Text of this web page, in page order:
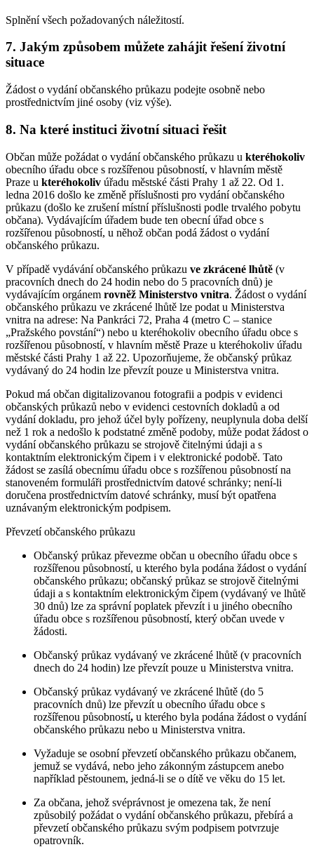
Splnění všech požadovaných náležitostí.
7. Jakým způsobem můžete zahájit řešení životní
situace
Žádost o vydání občanského průkazu podejte osobně nebo
prostřednictvím jiné osoby (viz výše).
8. Na které instituci životní situaci řešit
Občan může požádat o vydání občanského průkazu u kteréhokoliv
obecního úřadu obce s rozšířenou působností, v hlavním městě
Praze u kteréhokoliv úřadu městské části Prahy 1 až 22. Od 1.
ledna 2016 došlo ke změně příslušnosti pro vydání občanského
průkazu (došlo ke zrušení místní příslušnosti podle trvalého pobytu
občana). Vydávajícím úřadem bude ten obecní úřad obce s
rozšířenou působností, u něhož občan podá žádost o vydání
občanského průkazu.
V případě vydávání občanského průkazu ve zkrácené lhůtě (v
pracovních dnech do 24 hodin nebo do 5 pracovních dnů) je
vydávajícím orgánem rovněž Ministerstvo vnitra. Žádost o vydání
občanského průkazu ve zkrácené lhůtě lze podat u Ministerstva
vnitra na adrese: Na Pankráci 72, Praha 4 (metro C – stanice
„Pražského povstání“) nebo u kteréhokoliv obecního úřadu obce s
rozšířenou působností, v hlavním městě Praze u kteréhokoliv úřadu
městské části Prahy 1 až 22. Upozorňujeme, že občanský průkaz
vydávaný do 24 hodin lze převzít pouze u Ministerstva vnitra.
Pokud má občan digitalizovanou fotografii a podpis v evidenci
občanských průkazů nebo v evidenci cestovních dokladů a od
vydání dokladu, pro jehož účel byly pořízeny, neuplynula doba delší
než 1 rok a nedošlo k podstatné změně podoby, může podat žádost o
vydání občanského průkazu se strojově čitelnými údaji a s
kontaktním elektronickým čipem i v elektronické podobě. Tato
žádost se zasílá obecnímu úřadu obce s rozšířenou působností na
stanoveném formuláři prostřednictvím datové schránky; není-li
doručena prostřednictvím datové schránky, musí být opatřena
uznávaným elektronickým podpisem.
Převzetí občanského průkazu
Občanský průkaz převezme občan u obecního úřadu obce s
rozšířenou působností, u kterého byla podána žádost o vydání
občanského průkazu; občanský průkaz se strojově čitelnými
údaji a s kontaktním elektronickým čipem (vydávaný ve lhůtě
30 dnů) lze za správní poplatek převzít i u jiného obecního
úřadu obce s rozšířenou působností, který občan uvede v
žádosti.
Občanský průkaz vydávaný ve zkrácené lhůtě (v pracovních
dnech do 24 hodin) lze převzít pouze u Ministerstva vnitra.
Občanský průkaz vydávaný ve zkrácené lhůtě (do 5
pracovních dnů) lze převzít u obecního úřadu obce s
rozšířenou působností, u kterého byla podána žádost o vydání
občanského průkazu nebo u Ministerstva vnitra.
Vyžaduje se osobní převzetí občanského průkazu občanem,
jemuž se vydává, nebo jeho zákonným zástupcem anebo
například pěstounem, jedná-li se o dítě ve věku do 15 let.
Za občana, jehož svéprávnost je omezena tak, že není
způsobilý požádat o vydání občanského průkazu, přebírá a
převzetí občanského průkazu svým podpisem potvrzuje
opatrovník.